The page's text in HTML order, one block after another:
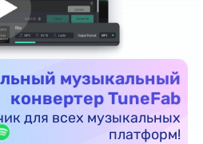
музыкальный
конвертер TuneFab
для всех музыкальных
платформ!